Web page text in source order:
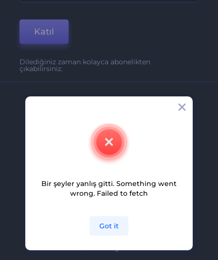
Katıl
Dilediğiniz zaman kolayca abonelikten
çıkabilirsiniz.
İletişim
Kariyer
Ortaklık Programı
Bir şeyler yanlış gitti. Something went
wrong. Failed to fetch
Got it